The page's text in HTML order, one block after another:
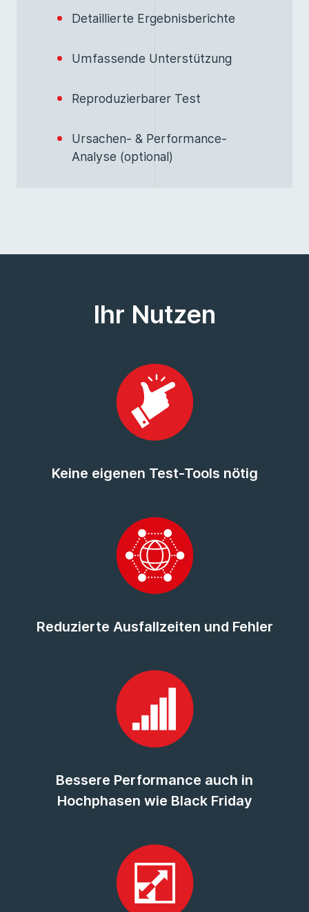
Detaillierte Ergebnisberichte
Umfassende Unterstützung
Reproduzierbarer Test
Ursachen- & Performance-
Analyse (optional)
Ihr Nutzen
Keine eigenen Test-Tools nötig
Reduzierte Ausfallzeiten und Fehler
Bessere Performance auch in
Hochphasen wie Black Friday